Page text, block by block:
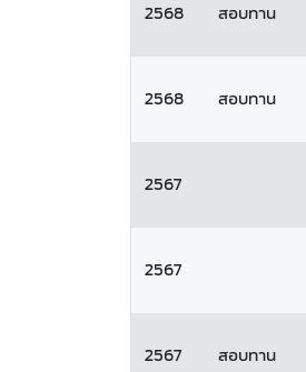
2568 สอบทาน
2568 สอบทาน
2567
2567
2567 สอบทาน